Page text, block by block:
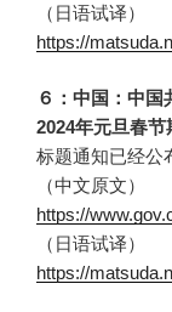
（日语试译）
https://
６：中国：中
2024年元旦春
标题通知已经公
（中文原文）
https://
（日语试译）
https://